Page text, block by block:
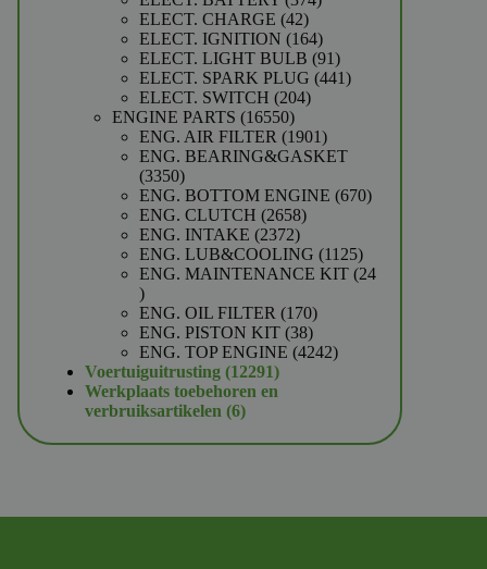
ELECT. CHARGE 4242
producten
ELECT. IGNITION 164164
producten
ELECT. LIGHT BULB 9191
producten
ELECT. SPARK PLUG 441441
ELECT. SWITCH 204204
ENGINE PARTS 1655016550
producten
ENG. AIR FILTER 19011901
producten
ENG. BEARING&GASKET
33503350
producten
ENG. BOTTOM ENGINE 670670
ENG. CLUTCH 26582658
ENG. INTAKE 23722372
producten
ENG. LUB&COOLING 11251125
producten
ENG. MAINTENANCE KIT 24
24
producten
ENG. OIL FILTER 170170
producten
ENG. PISTON KIT 3838
producten
ENG. TOP ENGINE 42424242
Voertuiguitrusting 1229112291
producten
Werkplaats toebehoren en
verbruiksartikelen 66